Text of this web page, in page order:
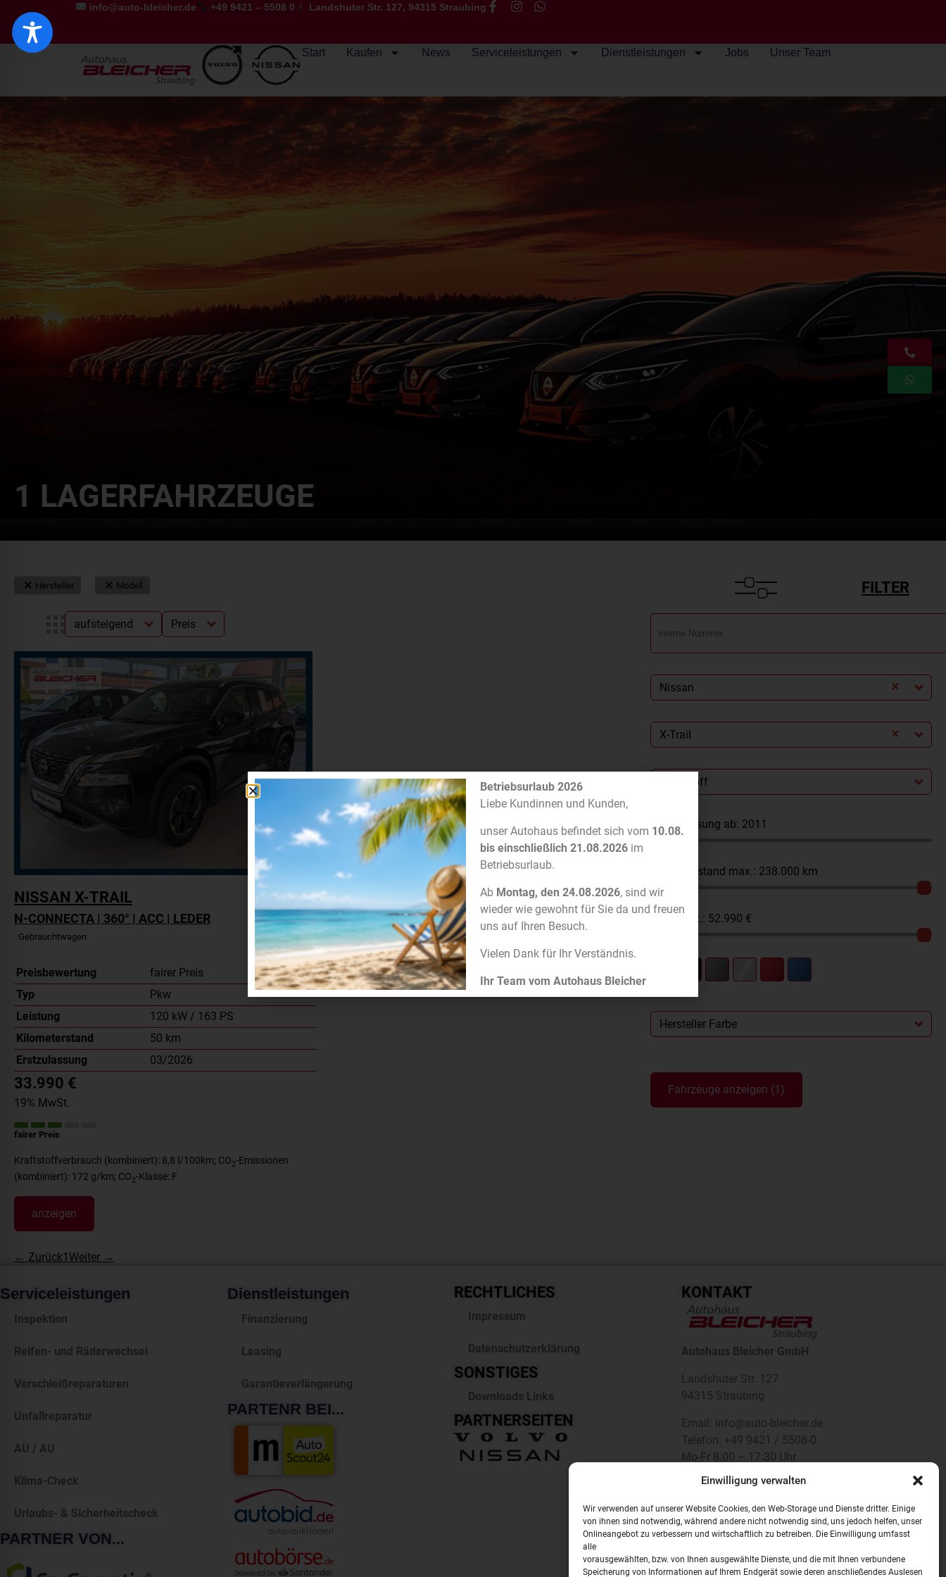
Einwilligung verwalten
Wir verwenden auf unserer Website Cookies, den Web-Storage und Dienste dritter. Einige
von ihnen sind notwendig, während andere nicht notwendig sind, uns jedoch helfen, unser
Onlineangebot zu verbessern und wirtschaftlich zu betreiben. Die Einwilligung umfasst
alle
vorausgewählten, bzw. von Ihnen ausgewählte Dienste, und die mit Ihnen verbundene
Speicherung von Informationen auf Ihrem Endgerät sowie deren anschließendes Auslesen
info@auto-bleicher.de +49 9421 – 5508 0 Landshuter Str. 127, 94315 Straubing
Start Kaufen News Serviceleistungen Dienstleistungen Jobs Unser Team
1 LAGERFAHRZEUGE
FILTER
Nissan
X-Trail
Kraftstoff
Erstzulassung ab: 2011
Kilometerstand max.: 238.000 km
Preis max.: 52.990 €
Hersteller Farbe
Fahrzeuge anzeigen (1)
Hersteller Modell
aufsteigend Preis
NISSAN X-TRAIL
N-CONNECTA | 360° | ACC | LEDER
Gebrauchtwagen
Preisbewertung
fairer Preis
Typ
Pkw
Leistung
120 kW / 163 PS
Kilometerstand
50 km
Erstzulassung
03/2026
33.990 €
19% MwSt.
fairer Preis
Kraftstoffverbrauch (kombiniert): 8,8 l/100km; CO2-Emissionen
(kombiniert): 172 g/km; CO2-Klasse: F
anzeigen
← Zurück1 Weiter →
Serviceleistungen
Inspektion
Reifen- und Räderwechsel
Verschleißreparaturen
Unfallreparatur
AU / AU
Klima-Check
Urlaubs- & Sicherheitscheck
PARTNER VON...
Dienstleistungen
Finanzierung
Leasing
Garantieverlängerung
PARTENR BEI...
RECHTLICHES
Impressum
Datenschutzerklärung
SONSTIGES
Downloads Links
PARTNERSEITEN
KONTAKT
Autohaus Bleicher GmbH
Landshuter Str. 127
94315 Straubing
Email: info@auto-bleicher.de
Telefon: +49 9421 / 5508-0
Mo-Fr 8:00 – 17:30 Uhr
FOLGE UNS...
Betriebsurlaub 2026
Liebe Kundinnen und Kunden,
unser Autohaus befindet sich vom 10.08.
bis einschließlich 21.08.2026 im
Betriebsurlaub.
Ab Montag, den 24.08.2026, sind wir
wieder wie gewohnt für Sie da und freuen
uns auf Ihren Besuch.
Vielen Dank für Ihr Verständnis.
Ihr Team vom Autohaus Bleicher